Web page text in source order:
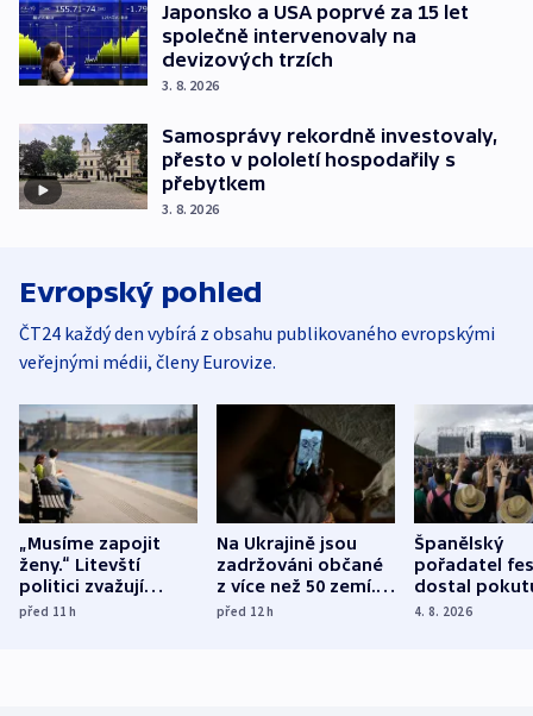
Japonsko a USA poprvé za 15 let
společně intervenovaly na
devizových trzích
3. 8. 2026
Samosprávy rekordně investovaly,
přesto v pololetí hospodařily s
přebytkem
3. 8. 2026
Evropský pohled
ČT24 každý den vybírá z obsahu publikovaného evropskými
veřejnými médii, členy Eurovize.
„Musíme zapojit
ženy.“ Litevští
politici zvažují
dohodu o
před 11h
Na Ukrajině jsou
zadržováni občané
z více než 50 zemí.
Bojovali na straně
před 12h
Španělský
pořadatel
dostal
nekalé
4. 8. 2026